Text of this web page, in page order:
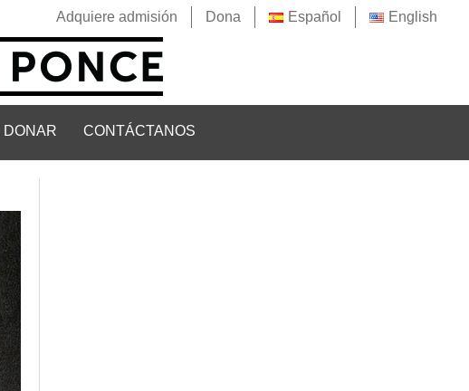
Adquiere admisión Dona Español English
DONAR CONTÁCTANOS